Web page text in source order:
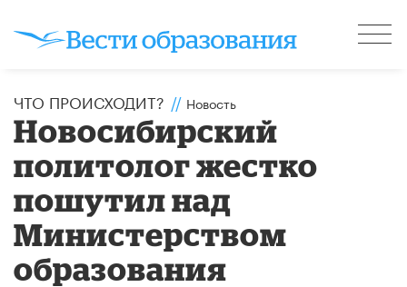
ЧТО ПРОИСХОДИТ? // Новость
Новосибирский
политолог жестко
пошутил над
Министерством
образования